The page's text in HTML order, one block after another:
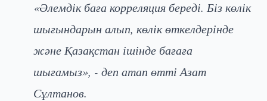
«Әлемдік баға корреляция береді. Біз көлік
шығындарын алып, көлік өткелдерінде
және Қазақстан ішінде бағаға
шығамыз», - деп атап өтті Азат
Сұлтанов.